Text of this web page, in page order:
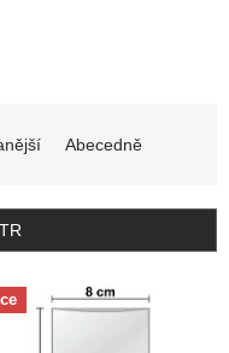
Abecedně